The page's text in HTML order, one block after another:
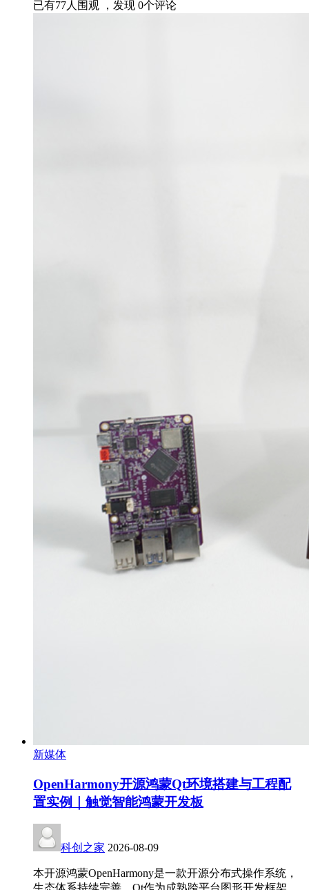
已有77人围观 ，发现 0个评论
新媒体
OpenHarmony开源鸿蒙Qt环境搭建与工程配
置实例｜触觉智能鸿蒙开发板
科创之家 2026-08-09
本开源鸿蒙OpenHarmony是一款开源分布式操作系统，